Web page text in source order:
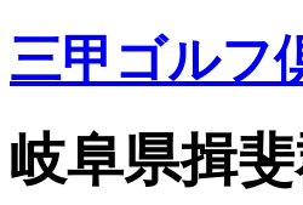
三甲ゴルフ
岐阜県揖